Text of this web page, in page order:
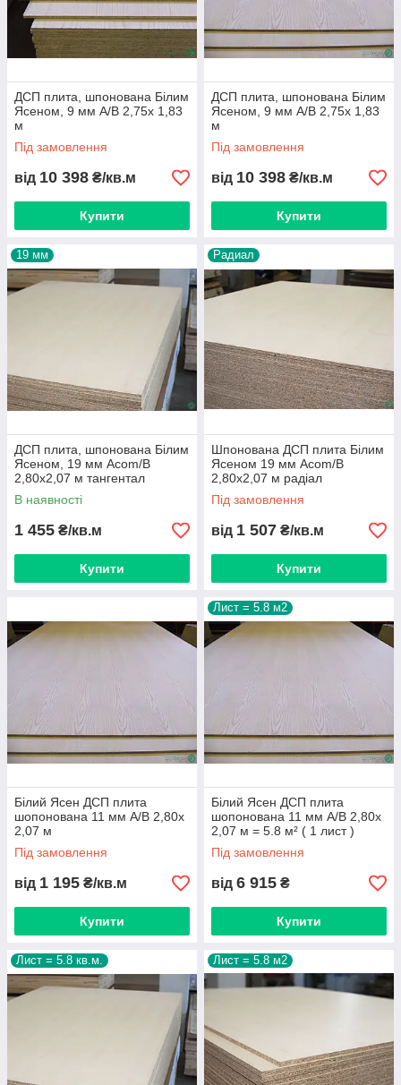
ДСП плита, шпонована Білим
Ясеном, 9 мм А/B 2,75х 1,83
м
Під замовлення
від 10 398 ₴/кв.м
Купити
ДСП плита, шпонована Білим
Ясеном, 9 мм А/B 2,75х 1,83
м
Під замовлення
від 10 398 ₴/кв.м
Купити
19 мм
ДСП плита, шпонована Білим
Ясеном, 19 мм Аcom/B
2,80х2,07 м тангентал
В наявності
1 455 ₴/кв.м
Купити
Радиал
Шпонована ДСП плита Білим
Ясеном 19 мм Аcom/B
2,80х2,07 м радіал
Під замовлення
від 1 507 ₴/кв.м
Купити
Білий Ясен ДСП плита
шопонована 11 мм А/B 2,80х
2,07 м
Під замовлення
від 1 195 ₴/кв.м
Купити
Лист = 5.8 м2
Білий Ясен ДСП плита
шопонована 11 мм А/B 2,80х
2,07 м = 5.8 м² ( 1 лист )
Під замовлення
від 6 915 ₴
Купити
Лист = 5.8 кв.м. Лист = 5.8 м2